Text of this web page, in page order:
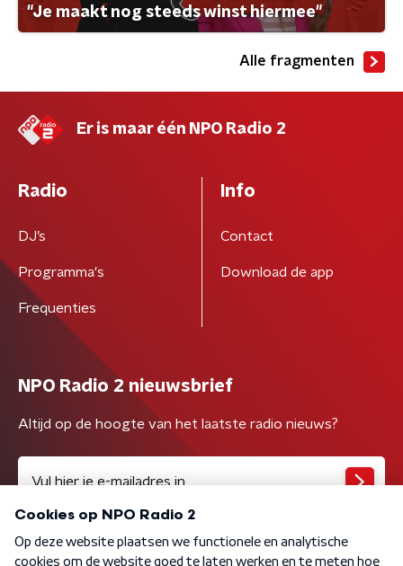
"Je maakt nog steeds winst hiermee"
Alle fragmenten
Er is maar één NPO Radio 2
Radio
DJ’s
Programma's
Frequenties
Info
Contact
Download de app
NPO Radio 2 nieuwsbrief
Altijd op de hoogte van het laatste radio nieuws?